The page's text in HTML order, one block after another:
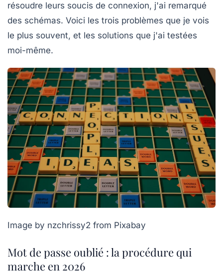
résoudre leurs soucis de connexion, j'ai remarqué
des schémas. Voici les trois problèmes que je vois
le plus souvent, et les solutions que j'ai testées
moi-même.
Image by nzchrissy2 from Pixabay
Mot de passe oublié : la procédure qui
marche en 2026